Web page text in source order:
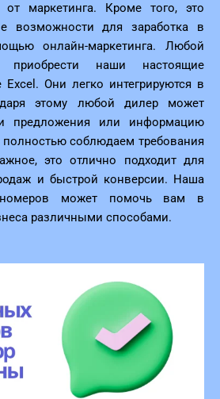
от маркетинга. Кроме того, это
возможности для заработка в
онлайн-маркетинга. Любой
наши настоящие
Они легко интегрируются в
этому любой дилер может
предложения или информацию
соблюдаем требования
это отлично подходит для
и быстрой конверсии. Наша
номеров может помочь вам в
различными способами.